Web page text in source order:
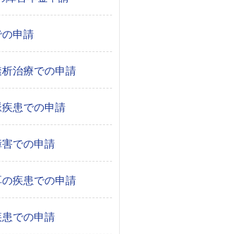
の申請
析治療での申請
疾患での申請
での申請
の疾患での申請
での申請